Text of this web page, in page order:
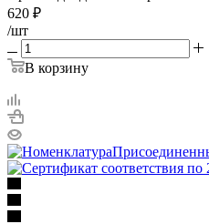
620 ₽
/шт
В корзину